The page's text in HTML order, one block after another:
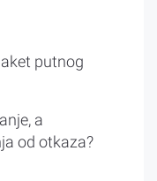
putnog
a
od otkaza?